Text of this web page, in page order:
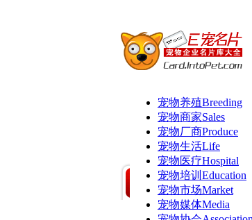
宠物养殖Breeding
宠物商家Sales
宠物厂商Produce
宠物生活Life
宠物医疗Hospital
宠物培训 Education
宠物市场Market
宠物媒体Media